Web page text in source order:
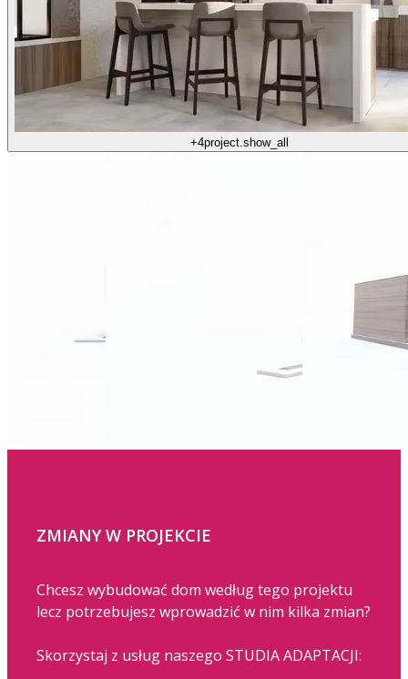
+4project.show_all
ZMIANY W PROJEKCIE
Chcesz wybudować dom według tego projektu
lecz potrzebujesz wprowadzić w nim kilka zmian?
Skorzystaj z usług naszego STUDIA ADAPTACJI: